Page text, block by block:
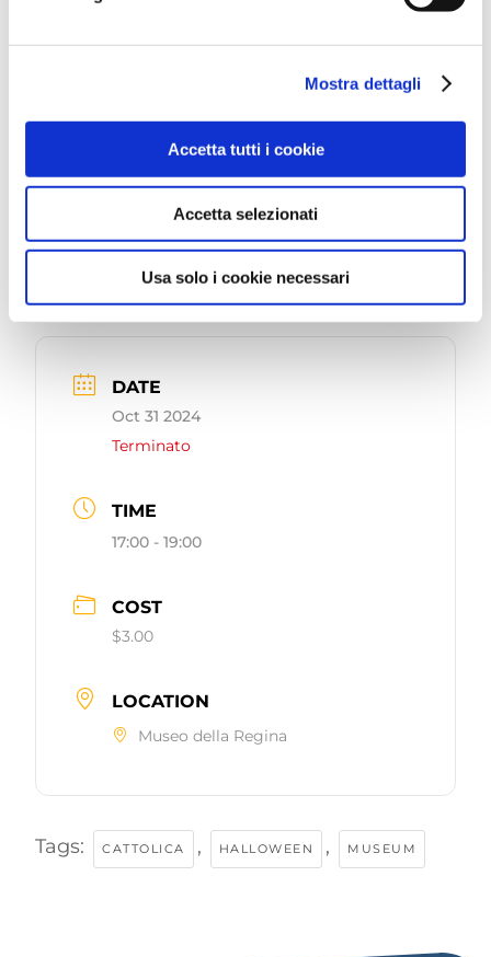
Mostra dettagli
Accetta tutti i cookie
Accetta selezionati
Usa solo i cookie necessari
Cattolica Welcome
Bimbi a Rimini
Bimbi a Pesaro
Centro per le Famiglie del Comune di
Rimini
DATE
Oct 31 2024
Terminato
TIME
17:00 - 19:00
COST
$3.00
LOCATION
Museo della Regina
Tags: CATTOLICA , HALLOWEEN , MUSEUM